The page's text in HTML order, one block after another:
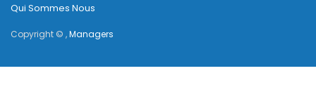
Qui Sommes Nous
Copyright © ,Managers